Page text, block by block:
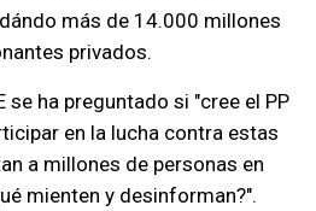
más de 14.000 millones
privados.
se ha preguntado si "cree el PP
en la lucha contra estas
a millones de personas en
mienten y desinforman?".